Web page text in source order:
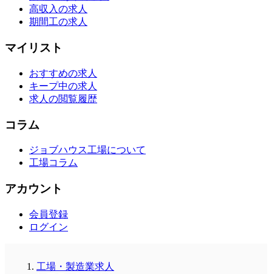
高収入の求人
期間工の求人
マイリスト
おすすめの求人
キープ中の求人
求人の閲覧履歴
コラム
ジョブハウス工場について
工場コラム
アカウント
会員登録
ログイン
工場・製造業求人